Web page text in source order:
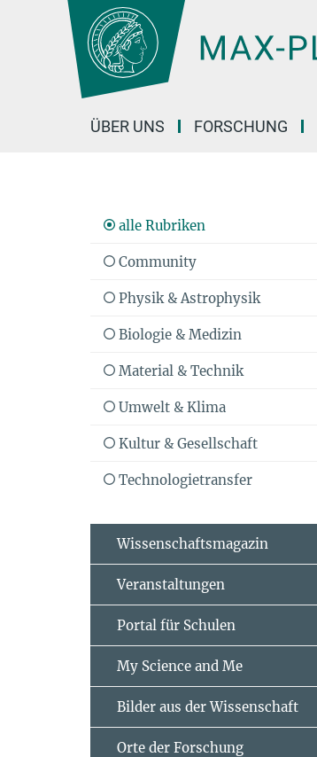
Hauptinhalt
ÜBER UNS FORSCHUNG
alle Rubriken
Community
Physik & Astrophysik
Biologie & Medizin
Material & Technik
Umwelt & Klima
Kultur & Gesellschaft
Technologietransfer
Wissenschaftsmagazin
Veranstaltungen
Portal für Schulen
My Science and Me
Bilder aus der Wissenschaft
Orte der Forschung